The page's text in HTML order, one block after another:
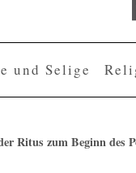
und Selige
Ritus zum Beginn des